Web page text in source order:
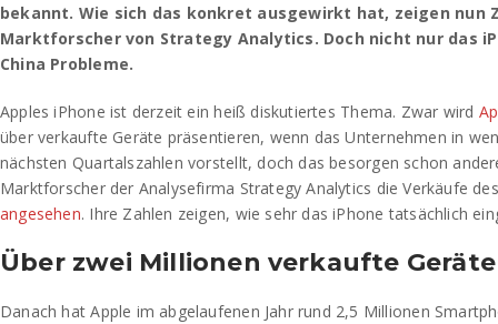
bekannt. Wie sich das konkret ausgewirkt hat, zeigen nun
Marktforscher von Strategy Analytics. Doch nicht nur das
China Probleme.
Apples iPhone ist derzeit ein heiß diskutiertes Thema. Zwar wird
über verkaufte Geräte präsentieren, wenn das Unternehmen in
nächsten Quartalszahlen vorstellt, doch das besorgen schon
Marktforscher der Analysefirma Strategy Analytics die Verkäufe
angesehen. Ihre Zahlen zeigen, wie sehr das iPhone tatsächlich
Über zwei Millionen verkaufte
Danach hat Apple im abgelaufenen Jahr rund 2,5 Millionen